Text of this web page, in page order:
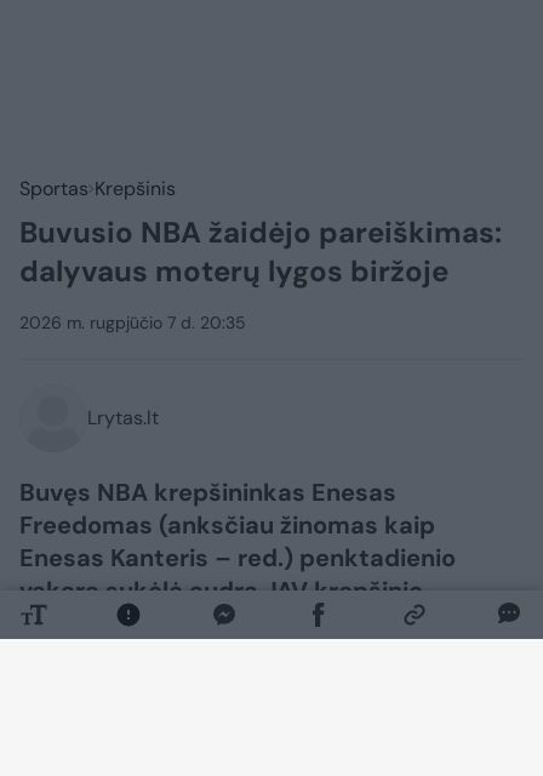
Sportas Krepšinis
Buvusio NBA žaidėjo pareiškimas:
dalyvaus moterų lygos biržoje
2026 m. rugpjūčio 7 d. 20:35
Lrytas.lt
Buvęs NBA krepšininkas Enesas
Freedomas (anksčiau žinomas kaip
Enesas Kanteris – red.) penktadienio
vakarą sukėlė audrą JAV krepšinio
pasaulyje.